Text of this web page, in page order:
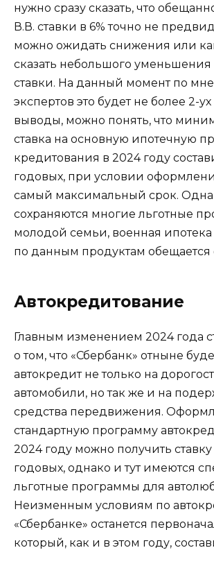
нужно сразу сказать, что
В.В. ставки в 6% точно не
можно ожидать снижения или
сказать небольшого
ставки. На данный момент по
экспертов это будет не более 2-
выводы, можно понять, что
ставка на основную ипотечную
кредитования в 2024 году
годовых, при условии
самый максимальный срок.
сохраняются многие льготные
молодой семьи, военная ипотека
по данным продуктам обещается
Автокредитование
Главным изменением 2024 года
о том, что «Сбербанк» отныне
автокредит не только на
автомобили, но так же и на
средства передвижения.
стандартную программу
2024 году можно получить ставку
годовых, однако и тут имеются
льготные программы для
Неизменным условиям по
«Сбербанке» останется
который, как и в этом году,